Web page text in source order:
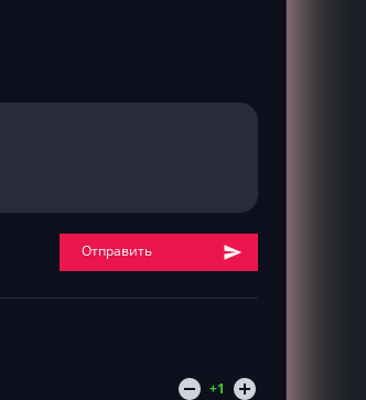
Отправить
+1